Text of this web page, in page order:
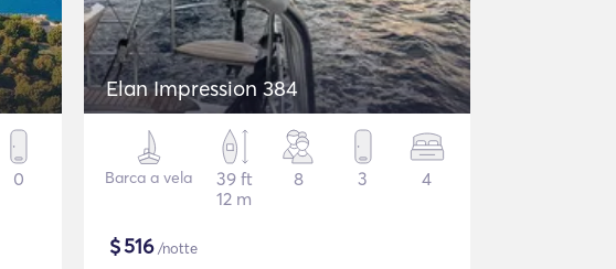
0
Elan Impression 384
Barca a vela
39 ft
12 m
8 3 4
$516/notte